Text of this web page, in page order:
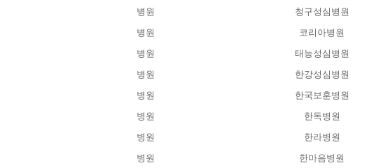
병원
청구성심병원
병원
코리아병원
병원
태능성심병원
병원
한강성심병원
병원
한국보훈병원
병원
한독병원
병원
한라병원
병원
한마음병원